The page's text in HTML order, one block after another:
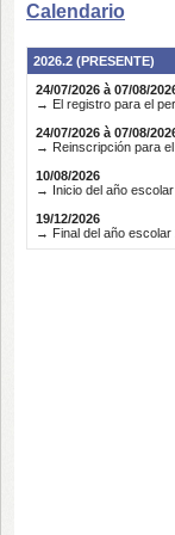
Calendario
2026.2 (PRESENTE)
24/07/2026 à 07/08/
→ El registro para el
24/07/2026 à 07/08/
→ Reinscripción para el
10/08/2026
→ Inicio del año escolar
19/12/2026
→ Final del año escolar